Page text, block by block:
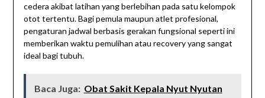
cedera akibat latihan yang berlebihan pada satu kelompok
otot tertentu. Bagi pemula maupun atlet profesional,
pengaturan jadwal berbasis gerakan fungsional seperti ini
memberikan waktu pemulihan atau recovery yang sangat
ideal bagi tubuh.
Baca Juga: Obat Sakit Kepala Nyut Nyutan